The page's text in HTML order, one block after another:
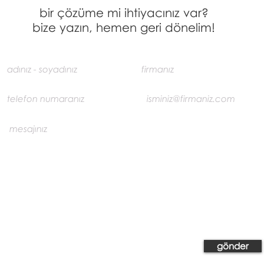
bir çözüme mi ihtiyacınız var?
bize yazın, hemen geri dönelim!
gönder